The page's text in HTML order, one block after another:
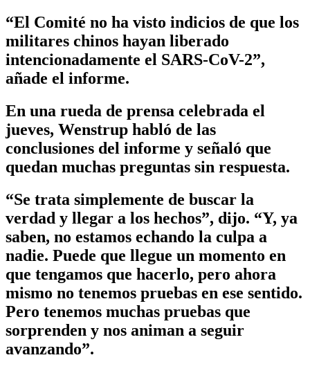
“El Comité no ha visto indicios de que los
militares chinos hayan liberado
intencionadamente el SARS-CoV-2”,
añade el informe.
En una rueda de prensa celebrada el
jueves, Wenstrup habló de las
conclusiones del informe y señaló que
quedan muchas preguntas sin respuesta.
“Se trata simplemente de buscar la
verdad y llegar a los hechos”, dijo. “Y, ya
saben, no estamos echando la culpa a
nadie. Puede que llegue un momento en
que tengamos que hacerlo, pero ahora
mismo no tenemos pruebas en ese sentido.
Pero tenemos muchas pruebas que
sorprenden y nos animan a seguir
avanzando”.